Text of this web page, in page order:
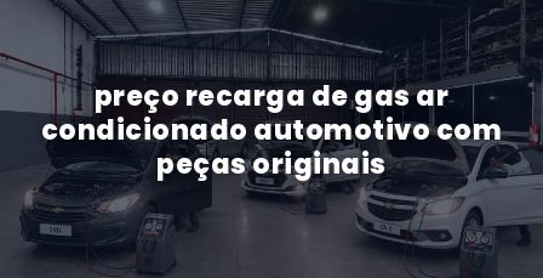
preço recarga de gas ar
condicionado automotivo com
peças originais